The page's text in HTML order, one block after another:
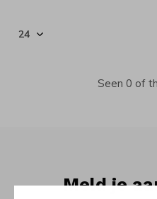
Seen 0 of
Meld je